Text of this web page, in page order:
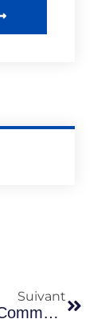
Suivant
Délai De Commande D’un Moteur Neuf Master 3 Chez Renault : À Quoi S’attendre